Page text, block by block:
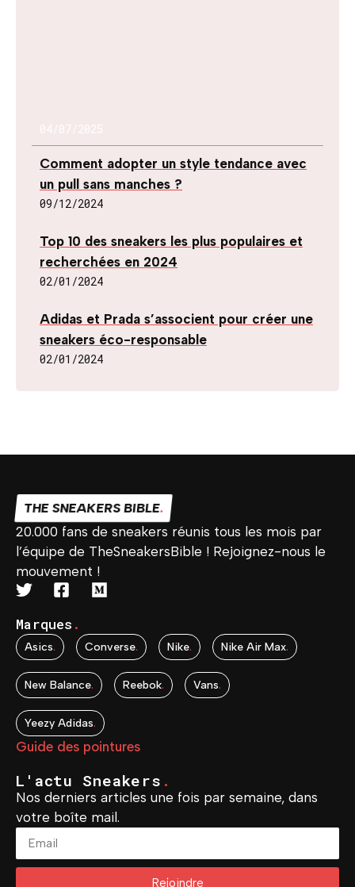
Comment adopter un style tendance avec
un pull sans manches ?
09/12/2024
Top 10 des sneakers les plus populaires et
recherchées en 2024
02/01/2024
Adidas et Prada s’associent pour créer une
sneakers éco-responsable
02/01/2024
THE SNEAKERS BIBLE.
20.000 fans de sneakers réunis tous les mois par
l’équipe de TheSneakersBible ! Rejoignez-nous le
mouvement !
Marques .
Asics. Converse. Nike. Nike Air Max.
New Balance. Reebok. Vans.
Yeezy Adidas.
Guide des pointures
L'actu Sneakers .
Nos derniers articles une fois par semaine, dans
votre boîte mail.
Rejoindre